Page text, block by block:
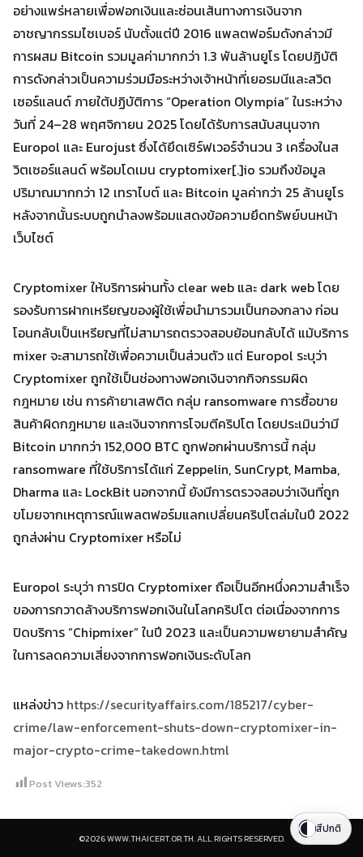
อย่างแพร่หลายเพื่อฟอกเงินและซ่อนเส้นทางการเงินจาก
อาชญากรรมไซเบอร์ นับตั้งแต่ปี 2016 แพลตฟอร์มดังกล่าวมี
การผสม Bitcoin รวมมูลค่ามากกว่า 1.3 พันล้านยูโร โดยปฏิบัติ
การดังกล่าวเป็นความร่วมมือระหว่างเจ้าหน้าที่เยอรมนีและสวิต
เซอร์แลนด์ ภายใต้ปฏิบัติการ “Operation Olympia” ในระหว่าง
วันที่ 24–28 พฤศจิกายน 2025 โดยได้รับการสนับสนุนจาก
Europol และ Eurojust ซึ่งได้ยึดเซิร์ฟเวอร์จำนวน 3 เครื่องในส
วิตเซอร์แลนด์ พร้อมโดเมน cryptomixer[.]io รวมถึงข้อมูล
ปริมาณมากกว่า 12 เทราไบต์ และ Bitcoin มูลค่ากว่า 25 ล้านยูโร
หลังจากนั้นระบบถูกนำลงพร้อมแสดงข้อความยึดทรัพย์บนหน้า
เว็บไซต์
Cryptomixer ให้บริการผ่านทั้ง clear web และ dark web โดย
รองรับการฝากเหรียญของผู้ใช้เพื่อนำมารวมเป็นกองกลาง ก่อน
โอนกลับเป็นเหรียญที่ไม่สามารถตรวจสอบย้อนกลับได้ แม้บริการ
mixer จะสามารถใช้เพื่อความเป็นส่วนตัว แต่ Europol ระบุว่า
Cryptomixer ถูกใช้เป็นช่องทางฟอกเงินจากกิจกรรมผิด
กฎหมาย เช่น การค้ายาเสพติด กลุ่ม ransomware การซื้อขาย
สินค้าผิดกฎหมาย และเงินจากการโจมตีคริปโต โดยประเมินว่ามี
Bitcoin มากกว่า 152,000 BTC ถูกฟอกผ่านบริการนี้ กลุ่ม
ransomware ที่ใช้บริการได้แก่ Zeppelin, SunCrypt, Mamba,
Dharma และ LockBit นอกจากนี้ ยังมีการตรวจสอบว่าเงินที่ถูก
ขโมยจากเหตุการณ์แพลตฟอร์มแลกเปลี่ยนคริปโตล่มในปี 2022
ถูกส่งผ่าน Cryptomixer หรือไม่
Europol ระบุว่า การปิด Cryptomixer ถือเป็นอีกหนึ่งความสำเร็จ
ของการกวาดล้างบริการฟอกเงินในโลกคริปโต ต่อเนื่องจากการ
ปิดบริการ “Chipmixer” ในปี 2023 และเป็นความพยายามสำคัญ
ในการลดความเสี่ยงจากการฟอกเงินระดับโลก
แหล่งข่าว https://securityaffairs.com/185217/cyber-
crime/law-enforcement-shuts-down-cryptomixer-in-
major-crypto-crime-takedown.html
Post Views:352
©2026 WWW.THAICERT.OR.TH. ALL RIGHTS RESERVED.
สีปกติ